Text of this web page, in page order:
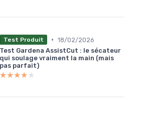
Test Produit • 18/02/2026
Test Gardena AssistCut : le sécateur
qui soulage vraiment la main (mais
pas parfait)
★★★★★
★★★★★